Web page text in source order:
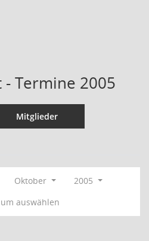
Termine 2005
Mitglieder
Oktober
2005
auswählen